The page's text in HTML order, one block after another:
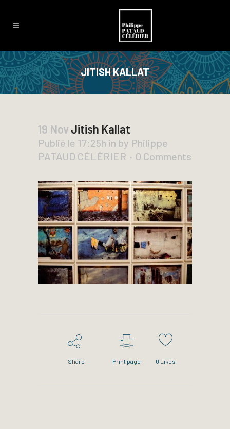
JITISH KALLAT
19 Nov Jitish Kallat
Publié le 17:25h in by Philippe
PATAUD CÉLÉRIER
0 Comments
Share Print page 0 Likes